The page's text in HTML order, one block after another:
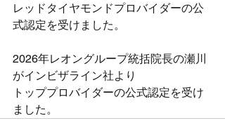
レッドタイヤモンドプロバイダーの公
式認定を受けました。
2026年レオングループ統括院長の瀬川
がインビザライン社より
トッププロバイダーの公式認定を受け
ました。